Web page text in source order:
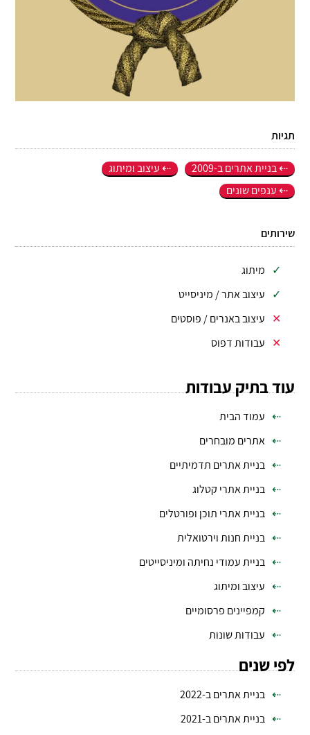
תגיות
בניית אתרים ב-2009
עיצוב ומיתוג
ענפים שונים
שירותים
מיתוג
עיצוב אתר / מיניסייט
עיצוב באנרים / פוסטים
עבודות דפוס
עוד בתיק עבודות
עמוד הבית
אתרים מובחרים
בניית אתרים תדמיתיים
בניית אתרי קטלוג
בניית אתרי תוכן ופורטלים
בניית חנות וירטואלית
בניית עמודי נחיתה ומיניסייטים
עיצוב ומיתוג
קמפיינים פרסומיים
עבודות שונות
לפי שנים
בניית אתרים ב-2022
בניית אתרים ב-2021